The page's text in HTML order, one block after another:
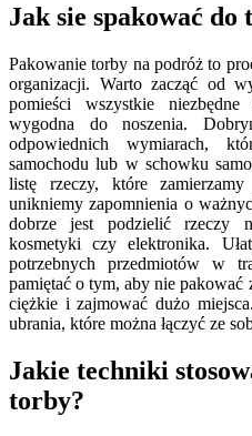
Jak sie spakować do
Pakowanie torby na podróż to
organizacji. Warto zacząć od
pomieści wszystkie
wygodna do noszenia.
odpowiednich wymiarach,
samochodu lub w schowku
listę rzeczy, które
unikniemy zapomnienia o
dobrze jest podzielić rzeczy
kosmetyki czy elektronika.
potrzebnych przedmiotów w
pamiętać o tym, aby nie
ciężkie i zajmować dużo
ubrania, które można łączyć ze
Jakie techniki
torby?